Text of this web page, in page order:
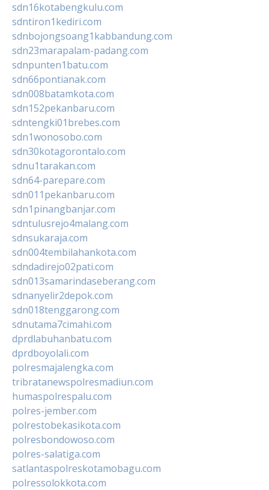
sdn16kotabengkulu.com
sdntiron1kediri.com
sdnbojongsoang1kabbandung.com
sdn23marapalam-padang.com
sdnpunten1batu.com
sdn66pontianak.com
sdn008batamkota.com
sdn152pekanbaru.com
sdntengki01brebes.com
sdn1wonosobo.com
sdn30kotagorontalo.com
sdnu1tarakan.com
sdn64-parepare.com
sdn011pekanbaru.com
sdn1pinangbanjar.com
sdntulusrejo4malang.com
sdnsukaraja.com
sdn004tembilahankota.com
sdndadirejo02pati.com
sdn013samarindaseberang.com
sdnanyelir2depok.com
sdn018tenggarong.com
sdnutama7cimahi.com
dprdlabuhanbatu.com
dprdboyolali.com
polresmajalengka.com
tribratanewspolresmadiun.com
humaspolrespalu.com
polres-jember.com
polrestobekasikota.com
polresbondowoso.com
polres-salatiga.com
satlantaspolreskotamobagu.com
polressolokkota.com